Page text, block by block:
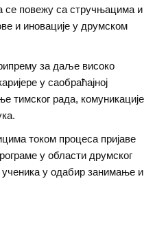
се повежу са стручњацима и
и иновације у друмском
за даље високо
у саобраћајној
тимског рада, комуникације
током процеса пријаве
у области друмског
у одабир занимање и